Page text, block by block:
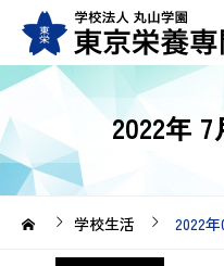
2022年
学校生活 2022年